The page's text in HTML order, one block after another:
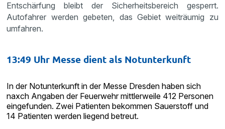
Entschärfung bleibt der Sicherheitsbereich gesperrt.
Autofahrer werden gebeten, das Gebiet weiträumig zu
umfahren.
13:49 Uhr Messe dient als Notunterkunft
In der Notunterkunft in der Messe Dresden haben sich
naxch Angaben der Feuerwehr mittlerweile 412 Personen
eingefunden. Zwei Patienten bekommen Sauerstoff und
14 Patienten werden liegend betreut.